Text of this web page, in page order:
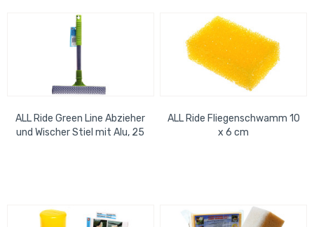
ALL Ride Green Line Abzieher
und Wischer Stiel mit Alu, 25
ALL Ride Fliegenschwamm 10
x 6 cm